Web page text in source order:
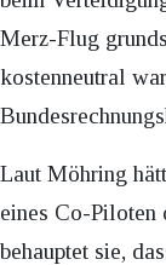
Merz-Flug
kostenneutral
Laut Möhring
eines Co-Piloten
behauptet sie,